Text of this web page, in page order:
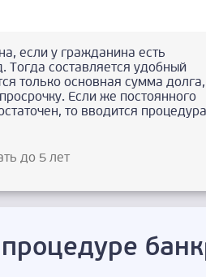
если у гражданина есть
составляется удобный
только основная сумма
Если же постоянного
то вводится процедура
до 5 лет